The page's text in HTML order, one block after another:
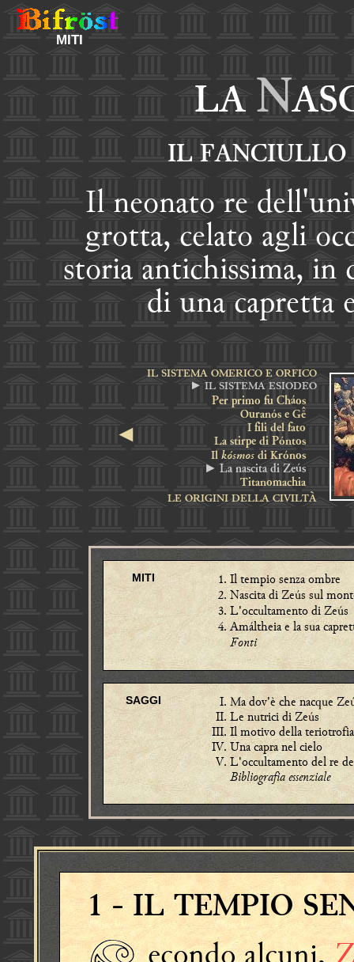
MITI
LA N
IL FANCIULLO
Il neonato re
grotta, celato agli
storia antichissima,
di una capretta
◄
IL SISTEMA OMERICO E ORFICO
► IL SISTEMA ESIODEO
Per primo fu Cháos
Ouranós e G
I fili del fato
La stirpe di Póntos
Il kósmos di Krónos
► La nascita di Zeús
Titanomachia
LE ORIGINI DELLA CIVILTÀ
MITI
Il tempio senza ombre
Nascita di Zeús sul
L'occultamento di Zeús
Amáltheia e la sua
Fonti
SAGGI
Ma dov'è che nacque
Le nutrici di Zeús
Il motivo della teriotrofia
Una capra nel cielo
L'occultamento del re
Bibliografia essenziale
1- IL TEMPIO